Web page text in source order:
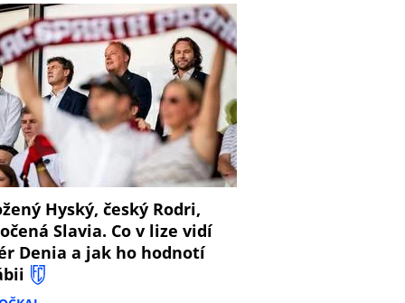
Hyský, český Rodri,
Slavia. Co v lize vidí
Denia a jak ho hodnotí
8